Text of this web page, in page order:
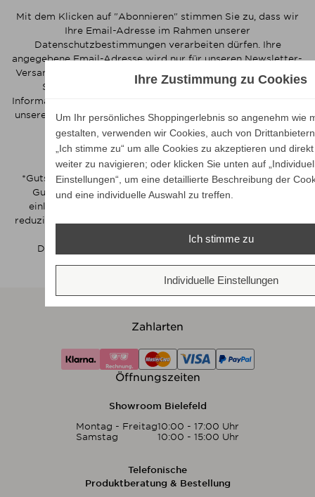
Mit dem Klicken auf "Abonnieren" stimmen Sie zu, dass wir
Ihre Email-Adresse im Rahmen unserer
Datenschutzbestimmungen verarbeiten dürfen. Ihre
angegebene Email-Adresse wird nur für unseren Newsletter-
Versand verwendet. In unseren Newslettern informieren wir
Sie regelmäßig über aktuelle Angebote. Weitere
Informationen zur Verwendung Ihrer Emaildaten finden Sie in
unserer Datenschutzerklärung. Sie können das Abonnement
jederzeit beenden (Opt-out).
Wie melde ich mich ab?
*Gutscheine sind nur einmalig einlösbar. Der Newsletter-
Gutschein ist ab einem Mindestbestellwert von 50 €
einlösbar. Vom Gutschein ausgeschlossen sind bereits
reduzierte Artikel ab 15 % Rabatt. Gutscheine sind nicht mit
anderen Gutscheinen kombinierbar.
Der Gutschein ist nicht für alle Marken anwendbar.
Zahlarten
Öffnungszeiten
Showroom Bielefeld
Montag - Freitag10:00 - 17:00 Uhr
Samstag
10:00 - 15:00 Uhr
Telefonische
Produktberatung & Bestellung
Ihre Zustimmung zu Cookies
Um Ihr persönliches Shoppingerlebnis so angenehm wie
gestalten, verwenden wir Cookies, auch von
„Ich stimme zu“ um alle Cookies zu akzeptieren und
weiter zu navigieren; oder klicken Sie unten auf
Einstellungen“, um eine detaillierte Beschreibung der
und eine individuelle Auswahl zu treffen.
Ich stimme zu
Individuelle Einstellungen